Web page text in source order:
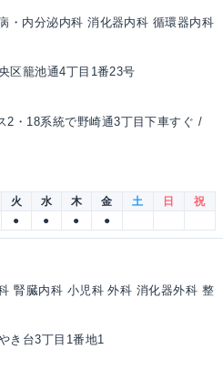
・内分泌内科 消化器内科 循環器内科
区籠池通4丁目1番23号
2・18系統で野崎通3丁目下車すぐ /
火 水 木 金 土 日
祝
● ● ● ●
腎臓内科 小児科 外科 消化器外科 整
き台3丁目1番地1